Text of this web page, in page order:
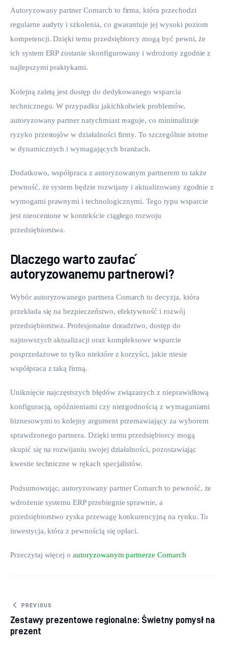
Autoryzowany partner Comarch to firma, która przechodzi
regularne audyty i szkolenia, co gwarantuje jej wysoki poziom
kompetencji. Dzięki temu przedsiębiorcy mogą być pewni, że
ich system ERP zostanie skonfigurowany i wdrożony zgodnie z
najlepszymi praktykami.
Kolejną zaletą jest dostęp do dedykowanego wsparcia
technicznego. W przypadku jakichkolwiek problemów,
autoryzowany partner natychmiast reaguje, co minimalizuje
ryzyko przestojów w działalności firmy. To szczególnie istotne
w dynamicznych i wymagających branżach.
Dodatkowo, współpraca z autoryzowanym partnerem to także
pewność, że system będzie rozwijany i aktualizowany zgodnie z
wymogami prawnymi i technologicznymi. Tego typu wsparcie
jest nieocenione w kontekście ciągłego rozwoju
przedsiębiorstwa.
Dlaczego warto zaufać
autoryzowanemu partnerowi?
Wybór autoryzowanego partnera Comarch to decyzja, która
przekłada się na bezpieczeństwo, efektywność i rozwój
przedsiębiorstwa. Profesjonalne doradztwo, dostęp do
najnowszych aktualizacji oraz kompleksowe wsparcie
posprzedażowe to tylko niektóre z korzyści, jakie niesie
współpraca z taką firmą.
Uniknięcie najczęstszych błędów związanych z nieprawidłową
konfiguracją, opóźnieniami czy niezgodnością z wymaganiami
biznesowymi to kolejny argument przemawiający za wyborem
sprawdzonego partnera. Dzięki temu przedsiębiorcy mogą
skupić się na rozwijaniu swojej działalności, pozostawiając
kwestie techniczne w rękach specjalistów.
Podsumowując, autoryzowany partner Comarch to pewność, że
wdrożenie systemu ERP przebiegnie sprawnie, a
przedsiębiorstwo zyska przewagę konkurencyjną na rynku. To
inwestycja, która z pewnością się opłaci.
Przeczytaj więcej o autoryzowanym partnerze Comarch
Nawigacja wpisu
PREVIOUS
Zestawy prezentowe regionalne: Świetny pomysł na
prezent